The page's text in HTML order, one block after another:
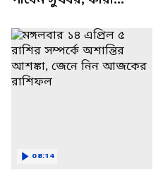
বিশদে
08:14